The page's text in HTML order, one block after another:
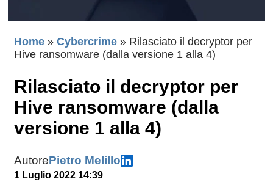
Home » Cybercrime » Rilasciato il decryptor per
Hive ransomware (dalla versione 1 alla 4)
Rilasciato il decryptor per
Hive ransomware (dalla
versione 1 alla 4)
AutorePietro Melillo
1 Luglio 2022 14:39